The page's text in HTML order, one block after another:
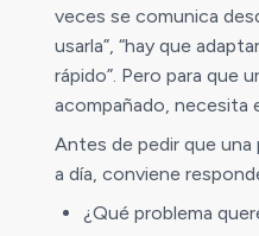
veces se comunica
usarla”, “hay que
rápido”. Pero para que
acompañado, necesita
Antes de pedir que una
a día, conviene
¿Qué problema